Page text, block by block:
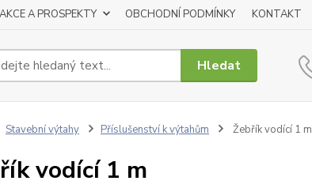
AKCE A PROSPEKTY OBCHODNÍ PODMÍNKY KONTAKT
Hledat
Stavební výtahy Příslušenství k výtahům Žebřík vodící 1 m
vodící 1 m